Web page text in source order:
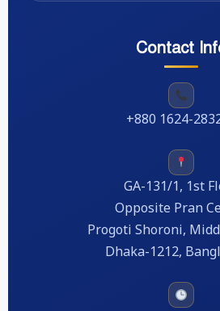
Contact
+880 1624-
GA-131/1, 1st
Opposite Pran
Progoti Shoroni,
Dhaka-1212,